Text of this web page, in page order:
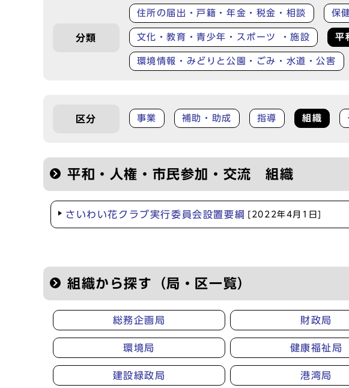
分類
住所の届出・戸籍・年金・税金・相談 保
文化・教育・青少年・スポーツ ・施設 平
環境情報・みどりと公園・ごみ・水道・公害
区分 事業 補助・助成 指導 組織
平和・人権・市民参加・交流 組織
さいわい花クラブ実行委員会設置要綱 [2022年4月1日]
組織から探す（局・区一覧）
総務企画局 財政局
環境局 健康福祉局
建設緑政局 港湾局